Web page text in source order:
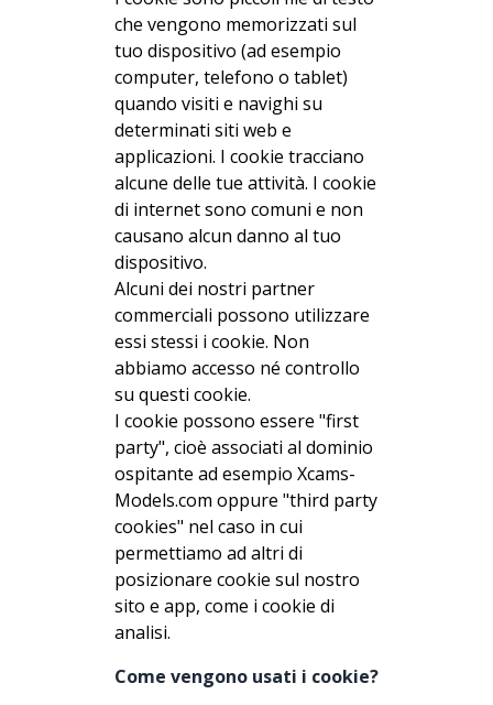
che vengono memorizzati sul
tuo dispositivo (ad esempio
computer, telefono o tablet)
quando visiti e navighi su
determinati siti web e
applicazioni. I cookie tracciano
alcune delle tue attività. I cookie
di internet sono comuni e non
causano alcun danno al tuo
dispositivo.
Alcuni dei nostri partner
commerciali possono utilizzare
essi stessi i cookie. Non
abbiamo accesso né controllo
su questi cookie.
I cookie possono essere "first
party", cioè associati al dominio
ospitante ad esempio Xcams-
Models.com oppure "third party
cookies" nel caso in cui
permettiamo ad altri di
posizionare cookie sul nostro
sito e app, come i cookie di
analisi.
Come vengono usati i cookie?